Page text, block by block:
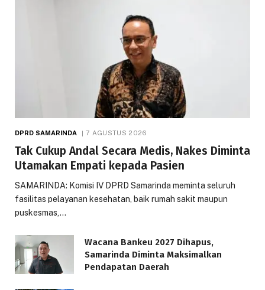
DPRD SAMARINDA 7 AGUSTUS 2026
Tak Cukup Andal Secara Medis, Nakes Diminta
Utamakan Empati kepada Pasien
SAMARINDA: Komisi IV DPRD Samarinda meminta seluruh
fasilitas pelayanan kesehatan, baik rumah sakit maupun
puskesmas,…
Wacana Bankeu 2027 Dihapus,
Samarinda Diminta Maksimalkan
Pendapatan Daerah